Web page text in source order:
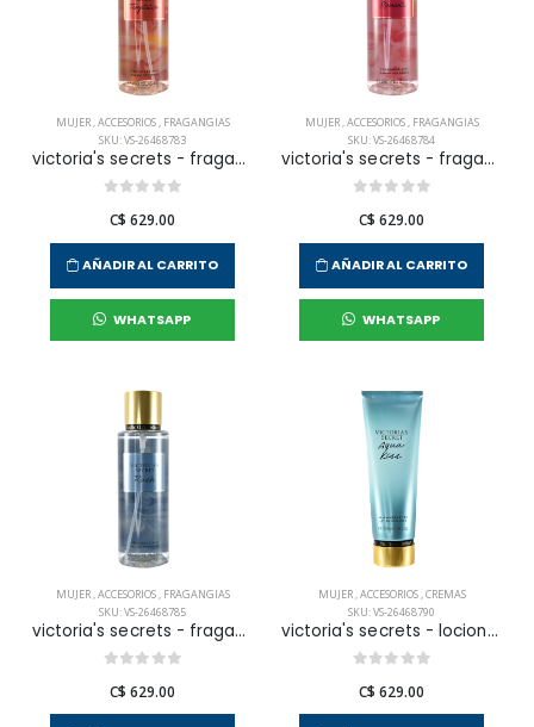
MUJER,ACCESORIOS, FRAGANGIAS
SKU: VS-26468783
victoria's secrets - fragancia corporal temptation para mujer
C$ 629.00
AÑADIR AL CARRITO
WHATSAPP
MUJER,ACCESORIOS, FRAGANGIAS
SKU: VS-26468784
victoria's secrets - fragancia corporal romantic para mujer
C$ 629.00
AÑADIR AL CARRITO
WHATSAPP
MUJER,ACCESORIOS, FRAGANGIAS
SKU: VS-26468785
victoria's secrets - fragancia corporal rush para mujer
C$ 629.00
MUJER,ACCESORIOS,CREMAS
SKU: VS-26468790
victoria's secrets - locion corporal aqua kiss body para mujer
C$ 629.00